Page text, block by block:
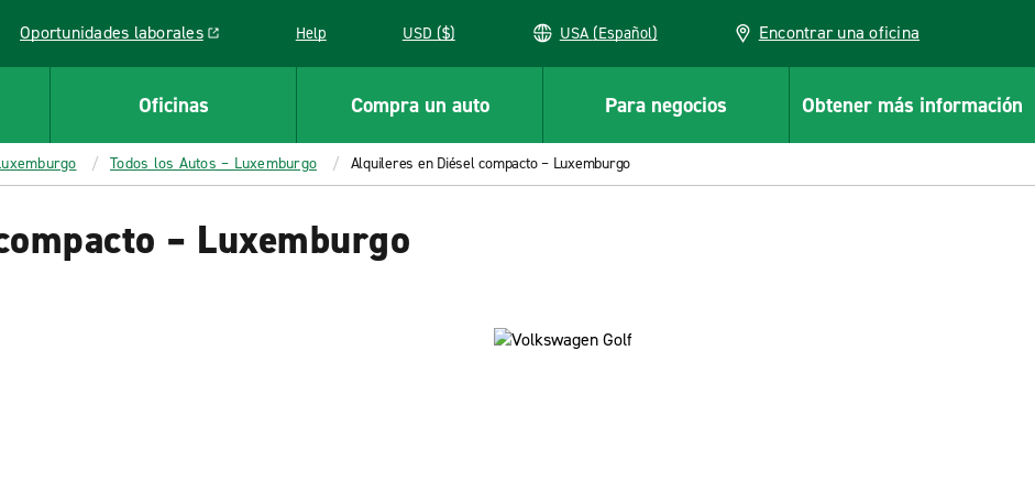
Oportunidades laborales
Link opens in a new window Help USD ($) USA (Español) Encontrar una oficina
Oficinas Compra un auto Para negocios Obtener más información
Todos los Autos – Luxemburgo Alquileres en Diésel compacto – Luxemburgo
– Luxemburgo